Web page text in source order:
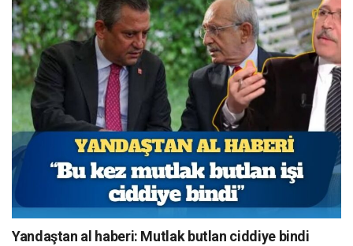
Yandaştan al haberi: Mutlak butlan ciddiye bindi